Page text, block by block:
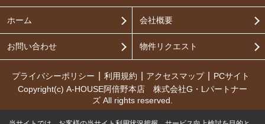
ホーム 会社概要
お問い合わせ 物件リクエスト
プライバシーポリシー 利用規約 アクセスマップ
PCサイト
Copyright(c) A-HOUSE阿倍野本店 株式会社G・Lパートナー
ズ All rights reserved.